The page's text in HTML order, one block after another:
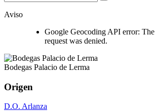
Aviso
Google Geocoding API error: The
request was denied.
Bodegas Palacio de Lerma
Origen
D.O. Arlanza